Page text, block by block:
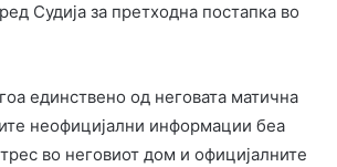
Судија за претходна постапка во
единствено од неговата матична
неофицијални информации беа
во неговиот дом и официјалните